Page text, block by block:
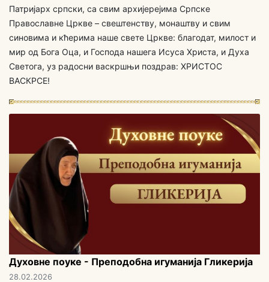
Патријарх српски, са свим aрхијерејима Српске
Православне Цркве – свештенству, монаштву и свим
синовима и кћерима наше свете Цркве: благодат, милост и
мир од Бога Оца, и Господа нашега Исуса Христа, и Духа
Светога, уз радосни васкршњи поздрав: ХРИСТОС
ВАСКРСЕ!
Духовне поуке - Преподобна игуманија Гликерија
28.02.2026